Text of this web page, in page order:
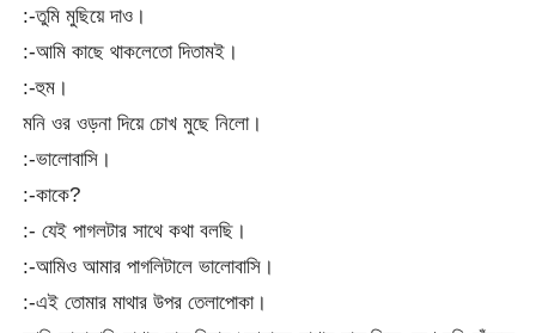
:-তুমি মুছিয়ে দাও।
:-আমি কাছে থাকলেতো দিতামই।
:-হুম।
মনি ওর ওড়না দিয়ে চোখ মুছে নিলো।
:-ভালোবাসি।
:-কাকে?
:- যেই পাগলটার সাথে কথা বলছি।
:-আমিও আমার পাগলিটালে ভালোবাসি।
:-এই তোমার মাথার উপর তেলাপোকা।